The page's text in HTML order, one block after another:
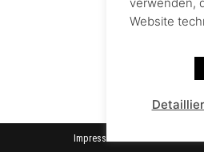
Impressum
Website